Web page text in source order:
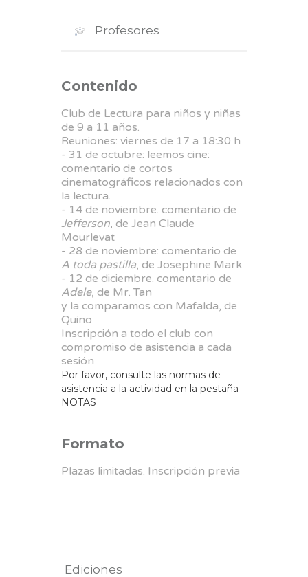
Profesores
Contenido
Club de Lectura para niños y niñas
de 9 a 11 años.
Reuniones: viernes de 17 a 18:30 h
- 31 de octubre: leemos cine:
comentario de cortos
cinematográficos relacionados con
la lectura.
- 14 de noviembre. comentario de
Jefferson, de Jean Claude
Mourlevat
- 28 de noviembre: comentario de
A toda pastilla, de Josephine Mark
- 12 de diciembre. comentario de
Adele, de Mr. Tan
y la comparamos con Mafalda, de
Quino
Inscripción a todo el club con
compromiso de asistencia a cada
sesión
Por favor, consulte las normas de
asistencia a la actividad en la pestaña
NOTAS
Formato
Plazas limitadas. Inscripción previa
Ediciones